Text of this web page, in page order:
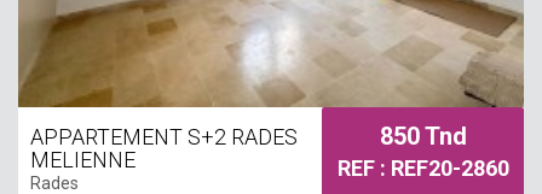
APPARTEMENT S+2 RADES
MELIENNE
Rades
850 Tnd
REF : REF20-2860